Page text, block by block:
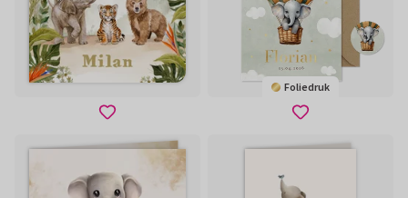
Foliedruk